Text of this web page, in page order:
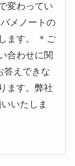
変わってい
メノートの
ます。 ＊ご
合わせに関
答えできな
ます。弊社
いたしま